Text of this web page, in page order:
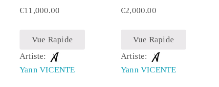
€11,000.00
Vue Rapide
Artiste:
Yann VICENTE
€2,000.00
Vue Rapide
Artiste:
Yann VICENTE